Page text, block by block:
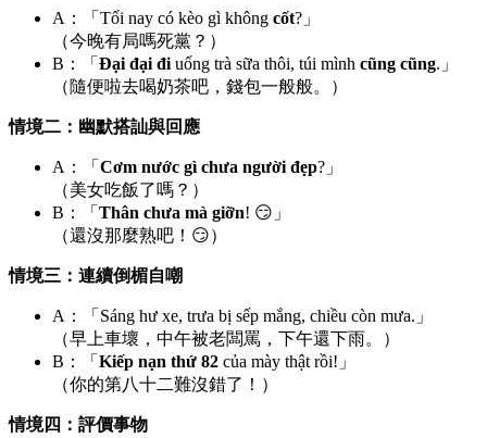
A：「Tối nay có kèo gì không cốt?」
（今晚有局嗎死黨？）
B：「 Đại đại điuống trà sữa thôi, túi mình cũng cũng.」
（隨便啦去喝奶茶吧，錢包一般般。）
情境二：幽默搭訕與回應
A：「 Cơm nước gì chưa người đẹp?」
（美女吃飯了嗎？）
B：「 Thân chưa mà giỡn! 😏」
（還沒那麼熟吧！😏）
情境三：連續倒楣自嘲
A：「Sáng hư xe, trưa bị sếp mắng, chiều còn mưa.」
（早上車壞，中午被老闆罵，下午還下雨。）
B：「 Kiếp nạn thứ 82 của mày thật rồi!」
（你的第八十二難沒錯了！）
情境四：評價事物